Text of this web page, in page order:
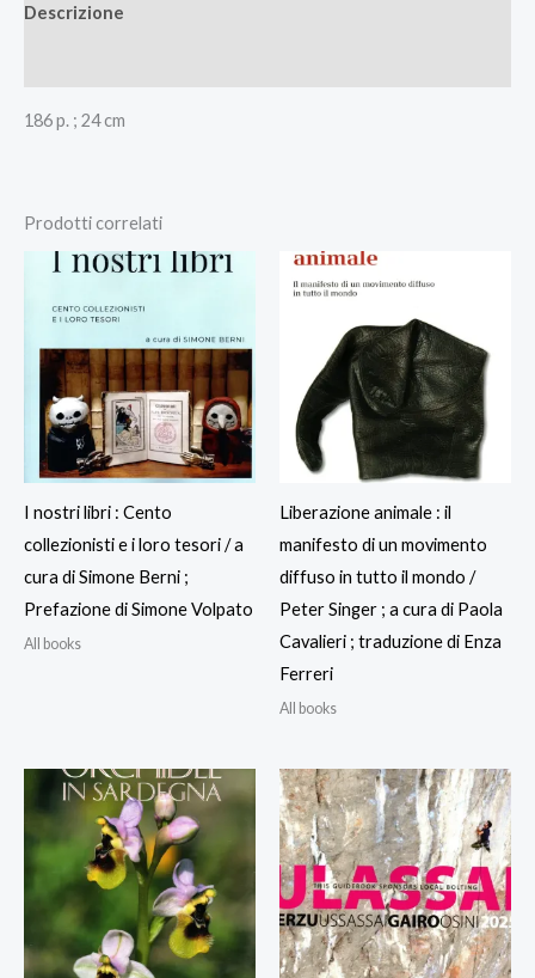
Descrizione
186 p. ; 24 cm
Prodotti correlati
I nostri libri : Cento
collezionisti e i loro tesori / a
cura di Simone Berni ;
Prefazione di Simone Volpato
All books
Liberazione animale : il
manifesto di un movimento
diffuso in tutto il mondo /
Peter Singer ; a cura di Paola
Cavalieri ; traduzione di Enza
Ferreri
All books